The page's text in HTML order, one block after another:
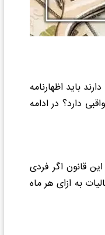
باید اظهارنامه
دارد؟ در ادامه
قانون اگر فردی
پرداخت نکند، جریمه شامل حال او می‌شود. این جریمه شامل ۲/۵٪ از مالیات به ازای هر ماه